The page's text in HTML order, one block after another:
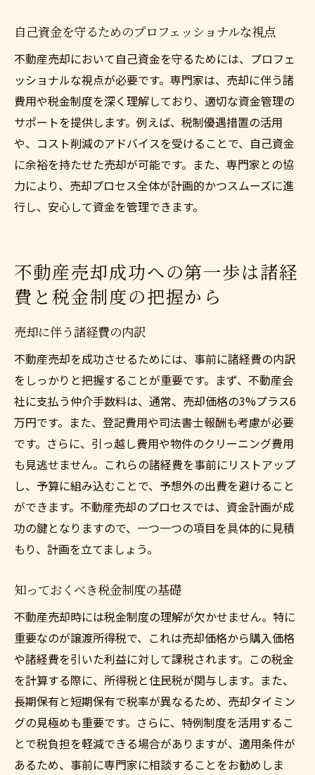
自己資金を守るためのプロフェッショナルな視点
不動産売却において自己資金を守るためには、プロフェ
ッショナルな視点が必要です。専門家は、売却に伴う諸
費用や税金制度を深く理解しており、適切な資金管理の
サポートを提供します。例えば、税制優遇措置の活用
や、コスト削減のアドバイスを受けることで、自己資金
に余裕を持たせた売却が可能です。また、専門家との協
力により、売却プロセス全体が計画的かつスムーズに進
行し、安心して資金を管理できます。
不動産売却成功への第一歩は諸経
費と税金制度の把握から
売却に伴う諸経費の内訳
不動産売却を成功させるためには、事前に諸経費の内訳
をしっかりと把握することが重要です。まず、不動産会
社に支払う仲介手数料は、通常、売却価格の3%プラス6
万円です。また、登記費用や司法書士報酬も考慮が必要
です。さらに、引っ越し費用や物件のクリーニング費用
も見逃せません。これらの諸経費を事前にリストアップ
し、予算に組み込むことで、予想外の出費を避けること
ができます。不動産売却のプロセスでは、資金計画が成
功の鍵となりますので、一つ一つの項目を具体的に見積
もり、計画を立てましょう。
知っておくべき税金制度の基礎
不動産売却時には税金制度の理解が欠かせません。特に
重要なのが譲渡所得税で、これは売却価格から購入価格
や諸経費を引いた利益に対して課税されます。この税金
を計算する際に、所得税と住民税が関与します。また、
長期保有と短期保有で税率が異なるため、売却タイミン
グの見極めも重要です。さらに、特例制度を活用するこ
とで税負担を軽減できる場合がありますが、適用条件が
あるため、事前に専門家に相談することをお勧めしま